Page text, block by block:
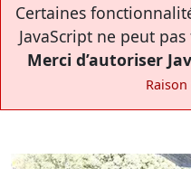
Certaines
JavaScript ne peut
Merci d’autoriser